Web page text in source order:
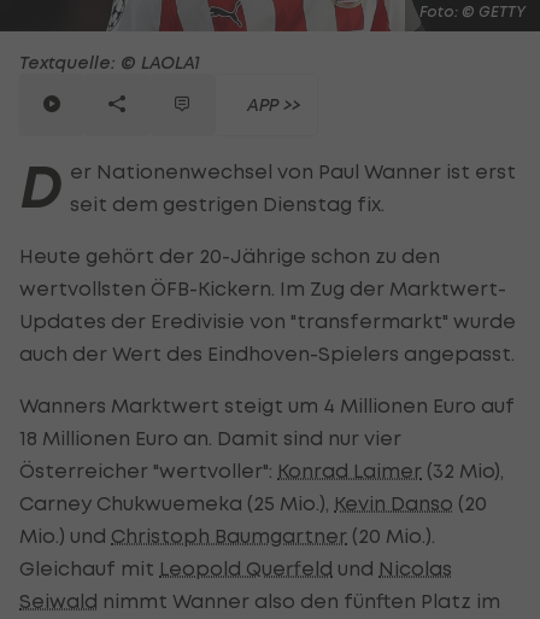
Foto: © GETTY
Textquelle: © LAOLA1
APP >>
D er Nationenwechsel von Paul Wanner ist erst
seit dem gestrigen Dienstag fix.
Heute gehört der 20-Jährige schon zu den
wertvollsten ÖFB-Kickern. Im Zug der Marktwert-
Updates der Eredivisie von "transfermarkt" wurde
auch der Wert des Eindhoven-Spielers angepasst.
Wanners Marktwert steigt um 4 Millionen Euro auf
18 Millionen Euro an. Damit sind nur vier
Österreicher "wertvoller": Konrad Laimer (32 Mio),
Carney Chukwuemeka (25 Mio.), Kevin Danso (20
Mio.) und Christoph Baumgartner (20 Mio.).
Gleichauf mit Leopold Querfeld und Nicolas
Seiwald nimmt Wanner also den fünften Platz im